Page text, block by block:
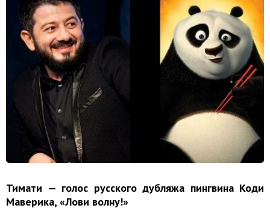
Тимати — голос русского дубляжа пингвина Коди
Маверика, «Лови волну!»